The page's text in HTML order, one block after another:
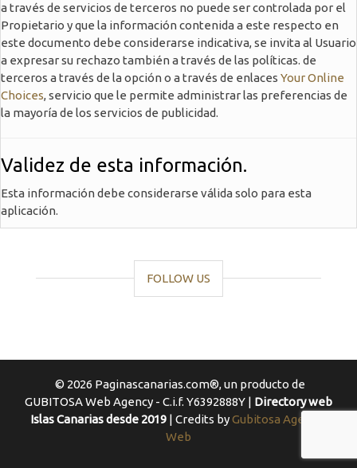
a través de servicios de terceros no puede ser controlada por el
Propietario y que la información contenida a este respecto en
este documento debe considerarse indicativa, se invita al Usuario
a expresar su rechazo también a través de las políticas. de
terceros a través de la opción o a través de enlaces Your Online
Choices, servicio que le permite administrar las preferencias de
la mayoría de los servicios de publicidad.
Validez de esta información.
Esta información debe considerarse válida solo para esta
aplicación.
FOLLOW US
© 2026 Paginascanarias.com®, un producto de
GUBITOSA Web Agency - C.i.f. Y6392888Y | Directory web
Islas Canarias desde 2019 | Credits byGubitosa Agencia
Web